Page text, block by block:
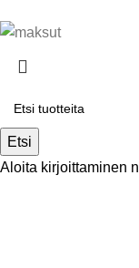
Etsi
Aloita kirjoittaminen